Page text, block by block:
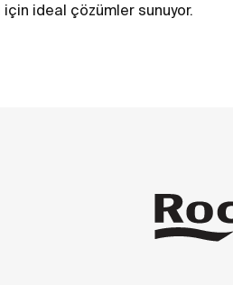
için ideal çözümler sunuyor.